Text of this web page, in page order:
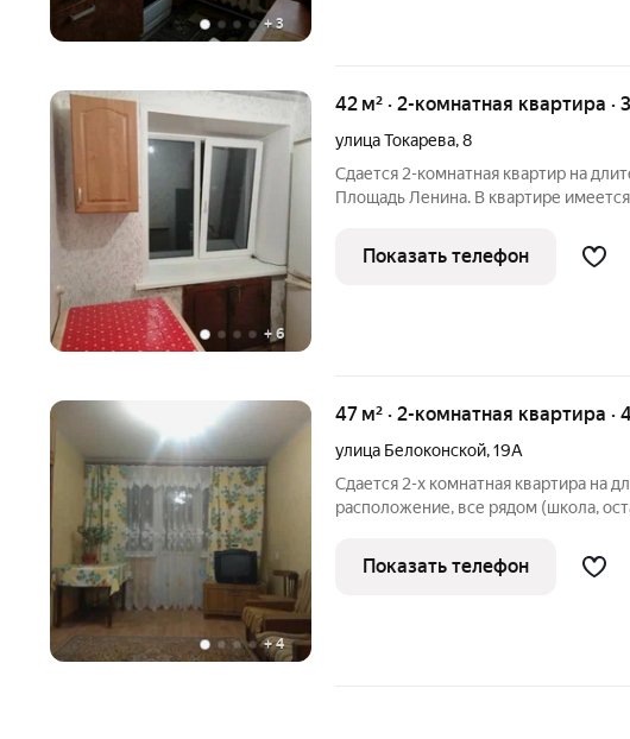
+3
+ 6
42 м² · 2-комнатная квартира ·
улица Токарева,8
Сдается 2-комнатная квартир на
Площадь Ленина. В квартире
(качественные пластиковые окна).
инфраструктура,
Показать телефон
+4
47 м² · 2-комнатная квартира ·
улица Белоконской,19А
Сдается 2-х комнатная квартира на
расположение, все рядом (школа,
бытовая техника и мебель..
Показать телефон